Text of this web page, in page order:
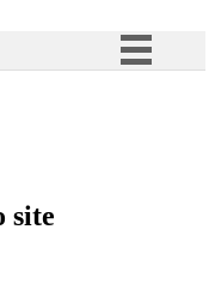
à informação
site